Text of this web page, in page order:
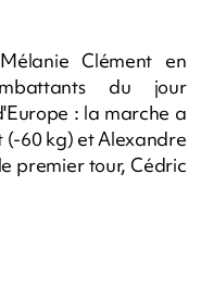
Clément en
du jour
: la marche a
60 kg) et Alexandre
premier tour, Cédric